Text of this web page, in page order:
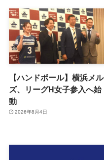
【ハンドボール】横浜メル
ズ、リーグH女子参入へ始
動
2026年8月4日